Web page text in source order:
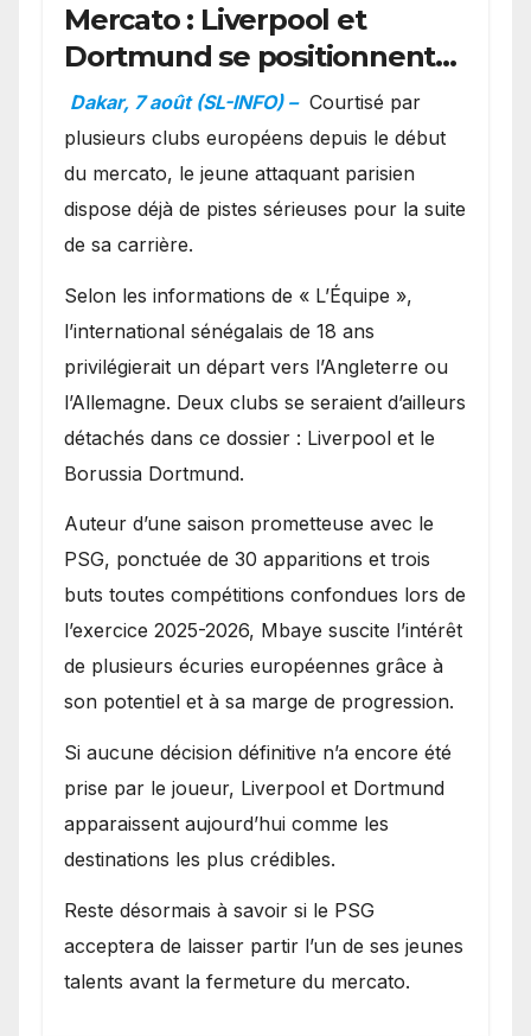
Mercato : Liverpool et
Dortmund se positionnent
en favoris pour recruter
Ibrahim Mbaye
Dakar, 7 août (SL-INFO) – Courtisé par
plusieurs clubs européens depuis le début
du mercato, le jeune attaquant parisien
dispose déjà de pistes sérieuses pour la suite
de sa carrière.
Selon les informations de « L’Équipe »,
l’international sénégalais de 18 ans
privilégierait un départ vers l’Angleterre ou
l’Allemagne. Deux clubs se seraient d’ailleurs
détachés dans ce dossier : Liverpool et le
Borussia Dortmund.
Auteur d’une saison prometteuse avec le
PSG, ponctuée de 30 apparitions et trois
buts toutes compétitions confondues lors de
l’exercice 2025-2026, Mbaye suscite l’intérêt
de plusieurs écuries européennes grâce à
son potentiel et à sa marge de progression.
Si aucune décision définitive n’a encore été
prise par le joueur, Liverpool et Dortmund
apparaissent aujourd’hui comme les
destinations les plus crédibles.
Reste désormais à savoir si le PSG
acceptera de laisser partir l’un de ses jeunes
talents avant la fermeture du mercato.